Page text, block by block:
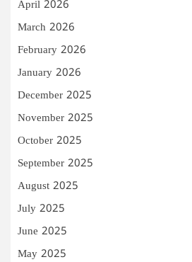
April 2026
March 2026
February 2026
January 2026
December 2025
November 2025
October 2025
September 2025
August 2025
July 2025
June 2025
May 2025